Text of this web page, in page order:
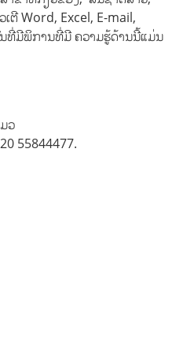
ຕີ Word, Excel, E-mail,
ທີ່ມີພິການທີ່ມີ ຄວາມຮູ້ດ້ານນີ້ແມ່ນ
ວ
55844477.